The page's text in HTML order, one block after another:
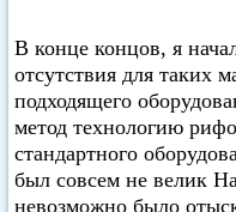
В конце концов, я
отсутствия для таких
подходящего
метод технологию
стандартного
был совсем не велик
невозможно было